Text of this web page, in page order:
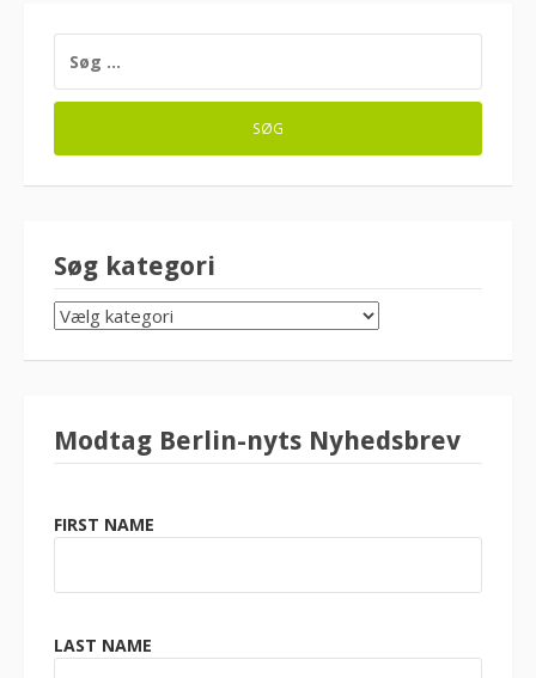
EFTER:
Søg kategori
SØG
KATEGORI
Modtag Berlin-nyts Nyhedsbrev
FIRST NAME
LAST NAME